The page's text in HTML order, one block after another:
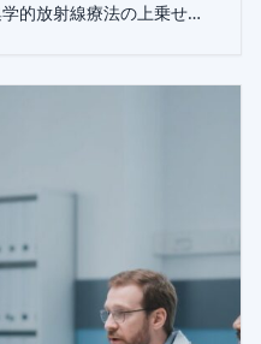
的放射線療法の上乗せを
示唆される。